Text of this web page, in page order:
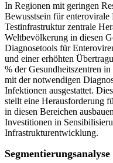
In Regionen mit geringen
Bewusstsein für
Testinfrastruktur zentrale
Weltbevölkerung in diesen
Diagnosetools für
und einer erhöhten
% der Gesundheitszentren
mit der notwendigen
Infektionen ausgestattet.
stellt eine Herausforderung
in diesen Bereichen
Investitionen in
Infrastrukturentwicklung.
Segmentierungsanalyse